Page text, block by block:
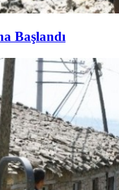
Başlandı